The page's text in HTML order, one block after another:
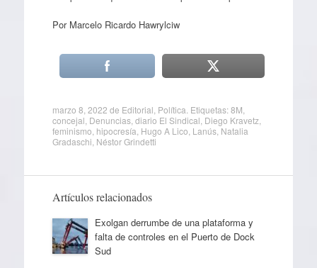
Por Marcelo Ricardo Hawrylciw
marzo 8, 2022 de Editorial Política . Etiquetas:8M
concejal Denuncias, diario El Sindical Diego Kravetz,
feminismo hipocresía Hugo A Lico Lanús, Natalia
Gradaschi Néstor Grindetti
Artículos relacionados
Exolgan derrumbe de una plataforma y
falta de controles en el Puerto de Dock
Sud